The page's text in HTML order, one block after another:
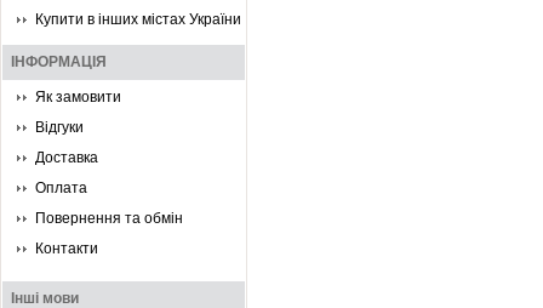
Купити в інших містах України
ІНФОРМАЦІЯ
Як замовити
Відгуки
Доставка
Оплата
Повернення та обмін
Контакти
Інші мови